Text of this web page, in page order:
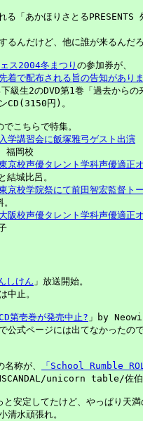
「あかほりさとるPRESENTS
るんだけど、他に誰が来るんだ
ス2004冬まつり の参加券が、
着で配布される旨の告知があり
生2のDVD第1巻「過去から
CD(3150円)。
こちらで特集。
学講習会に飯塚雅弓ゲスト出演
岡校
京校声優タレント学科声優適正
城比呂。
京校学院祭にて前田智宏監督ト
阪校声優タレント学科声優適正
しけん 」放送開始。
中止。
第壱巻が発売中止? 」by
公式ページには出てなかったの
称が、
「School Rumble
unicorn table/佐伯
安定してたけど、やっぱり天
清水頑張れ。